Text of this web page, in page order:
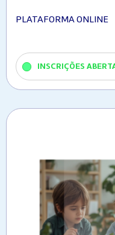
PLATAFORMA ONLINE
INSCRIÇÕES